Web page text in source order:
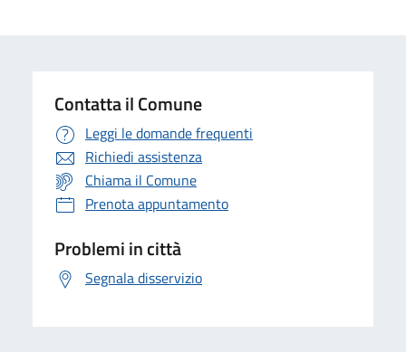
Contatta il Comune
Leggi le domande frequenti
Richiedi assistenza
Chiama il Comune
Prenota appuntamento
Problemi in città
Segnala disservizio